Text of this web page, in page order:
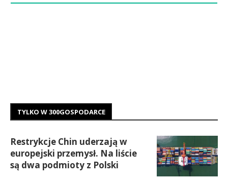
TYLKO W 300GOSPODARCE
Restrykcje Chin uderzają w
europejski przemysł. Na liście
są dwa podmioty z Polski